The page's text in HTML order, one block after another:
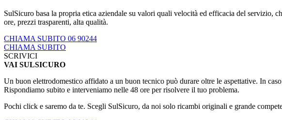
SulSicuro basa la propria etica aziendale su valori quali velocità ed efficacia del
ore, prezzi trasparenti, alta qualità.
CHIAMA SUBITO 06 90244
CHIAMA SUBITO
SCRIVICI
VAI SULSICURO
Un buon elettrodomestico affidato a un buon tecnico può durare oltre le aspettative. In
Rispondiamo subito e interveniamo nelle 48 ore per risolvere il tuo problema.
Pochi click e saremo da te. Scegli SulSicuro, da noi solo ricambi originali e grande